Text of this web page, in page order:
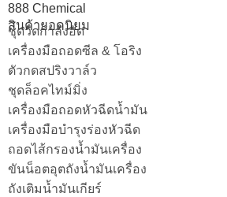
888 Chemical
สินค้ายอดนิยม
ชุดวัดกำลังอัด
เครื่องมือถอดซีล & โอริง
ตัวกดสปริงวาล์ว
ชุดล็อคไทม์มิ่ง
เครื่องมือถอดหัวฉีดน้ำมัน
เครื่องมือบำรุงร่องหัวฉีด
ถอดไส้กรองน้ำมันเครื่อง
ขันน็อตอุตถังน้ำมันเครื่อง
ถังเติมน้ำมันเกียร์